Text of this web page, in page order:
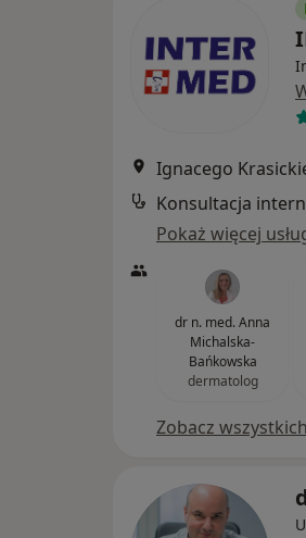
Ignacego
Konsultacja
Pokaż więcej
dr n. med. Anna
Michalska-
Bańkowska
dermatolog
Zobacz